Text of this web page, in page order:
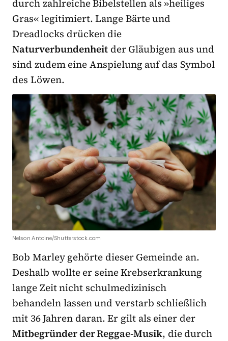
durch zahlreiche Bibelstellen als »heiliges
Gras« legitimiert. Lange Bärte und
Dreadlocks drücken die
Naturverbundenheit der Gläubigen aus und
sind zudem eine Anspielung auf das Symbol
des Löwen.
Nelson Antoine/Shutterstock.com
Bob Marley gehörte dieser Gemeinde an.
Deshalb wollte er seine Krebserkrankung
lange Zeit nicht schulmedizinisch
behandeln lassen und verstarb schließlich
mit 36 Jahren daran. Er gilt als einer der
Mitbegründer der Reggae-Musik, die durch